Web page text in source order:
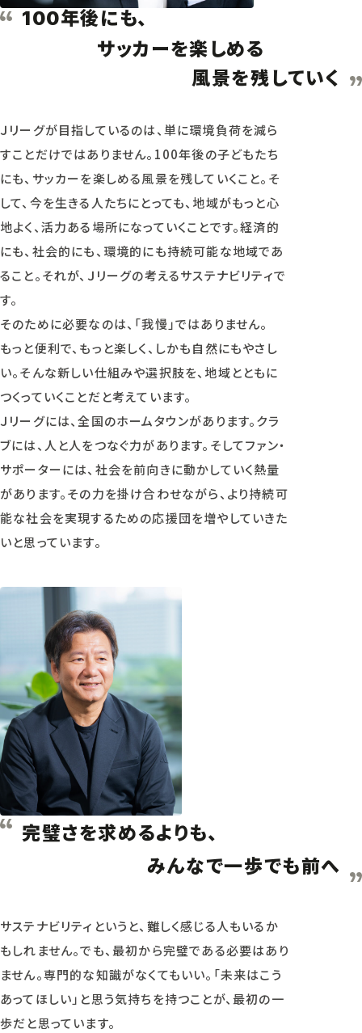
100年後にも、
サッカーを楽しめる
風景を残していく
Ｊリーグが目指しているのは、単に環境負荷を減ら
すことだけではありません。100年後の子どもたち
にも、サッカーを楽しめる風景を残していくこと。そ
して、今を生きる人たちにとっても、地域がもっと心
地よく、活力ある場所になっていくことです。経済的
にも、社会的にも、環境的にも持続可能な地域であ
ること。それが、Ｊリーグの考えるサステナビリティで
す。
そのために必要なのは、「我慢」ではありません。
もっと便利で、もっと楽しく、しかも自然にもやさし
い。そんな新しい仕組みや選択肢を、地域とともに
つくっていくことだと考えています。
Ｊリーグには、全国のホームタウンがあります。クラ
ブには、人と人をつなぐ力があります。そしてファン・
サポーターには、社会を前向きに動かしていく熱量
があります。その力を掛け合わせながら、より持続可
能な社会を実現するための応援団を増やしていきた
いと思っています。
完璧さを求めるよりも、
みんなで一歩でも前へ
サステナビリティというと、難しく感じる人もいるか
もしれません。でも、最初から完璧である必要はあり
ません。専門的な知識がなくてもいい。「未来はこう
あってほしい」と思う気持ちを持つことが、最初の一
歩だと思っています。